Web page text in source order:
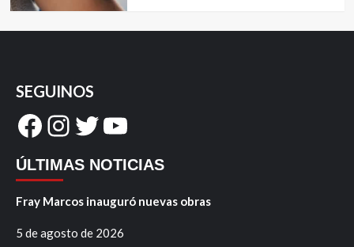
SEGUINOS
Facebook
Instagram
Twitter
YouTube
ÚLTIMAS NOTICIAS
Fray Marcos inauguró nuevas obras
5 de agosto de 2026